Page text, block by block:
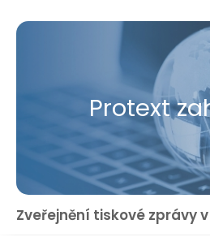
Protext
Zveřejnění tiskové zprávy